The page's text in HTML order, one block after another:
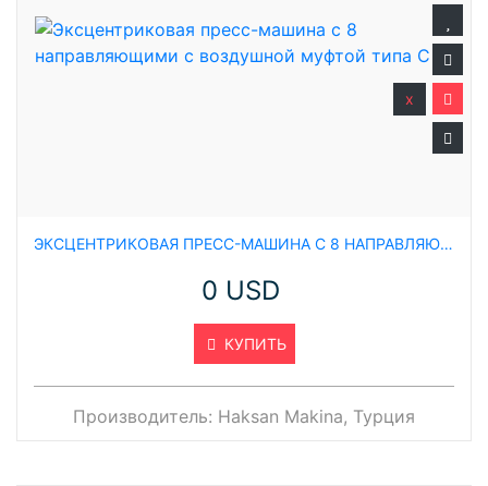
ЭКСЦЕНТРИКОВАЯ ПРЕСС-МАШИНА С 8 НАПРАВЛЯЮЩИМИ С ВОЗДУШНОЙ МУФТОЙ ТИПА C
0 USD
КУПИТЬ
x
Производитель: Haksan Makina, Турция